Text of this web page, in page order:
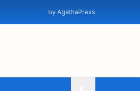
by AgathaPress